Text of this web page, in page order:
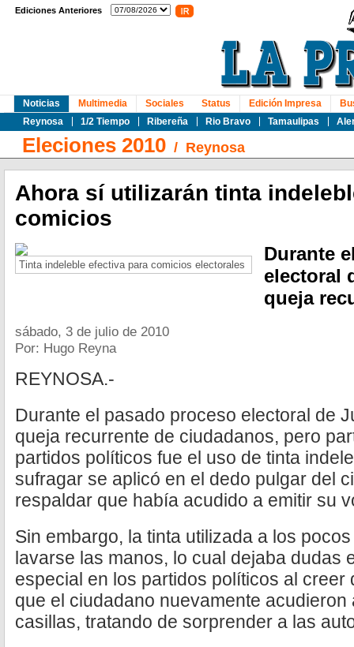
Ediciones Anteriores
Noticias
Reynosa
1/2 Tiempo Ribereña Rio Bravo Tamaulipas
Multimedia Sociales Status Edición Impresa
Eleciones 2010 / Reynosa
Ahora sí utilizarán tinta
comicios
Tinta indeleble efectiva para comicios electorales
Durante
electoral
queja
sábado, 3 de julio de 2010
Por: Hugo Reyna
REYNOSA.-
Durante el pasado proceso electoral de
queja recurrente de ciudadanos, pero
partidos políticos fue el uso de tinta
sufragar se aplicó en el dedo pulgar del
respaldar que había acudido a emitir su
Sin embargo, la tinta utilizada a los
lavarse las manos, lo cual dejaba dudas
especial en los partidos políticos al creer
que el ciudadano nuevamente acudieron
casillas, tratando de sorprender a las